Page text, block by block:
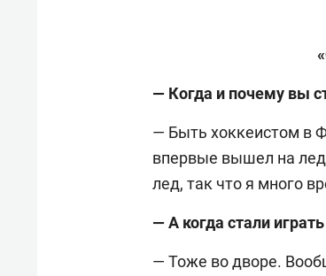
— Когда и почему вы
— Быть хоккеистом в
впервые вышел на
лед, так что я много
— А когда стали
— Тоже во дворе.